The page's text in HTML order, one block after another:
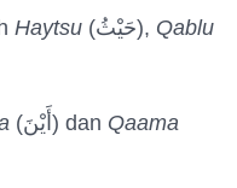
Haytsu (حَيْثُ), Qablu
(أَيْنَ) dan Qaama